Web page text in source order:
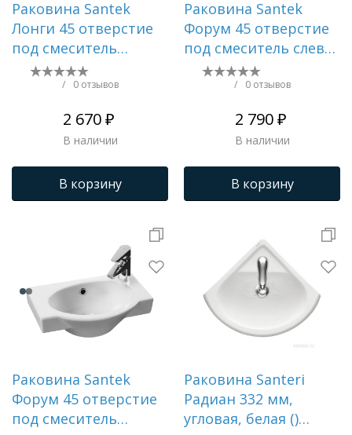
Раковина Santek
Лонги 45 отверстие
под смеситель
1WH501753
/ 0 отзывов
2 670 ₽
В наличии
В корзину
Раковина Santek
Форум 45 отверстие
под смеситель слева
1WH110542
/ 0 отзывов
2 790 ₽
В наличии
В корзину
Раковина Santek
Форум 45 отверстие
под смеситель
Раковина Santeri
Радиан 332 мм,
угловая, белая ()